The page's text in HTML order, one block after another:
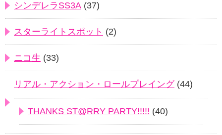
シンデレラSS3A (37)
スターライトスポット (2)
ニコ生 (33)
リアル・アクション・ロールプレイング(44)
THANKS ST@RRY PARTY!!!!! (40)